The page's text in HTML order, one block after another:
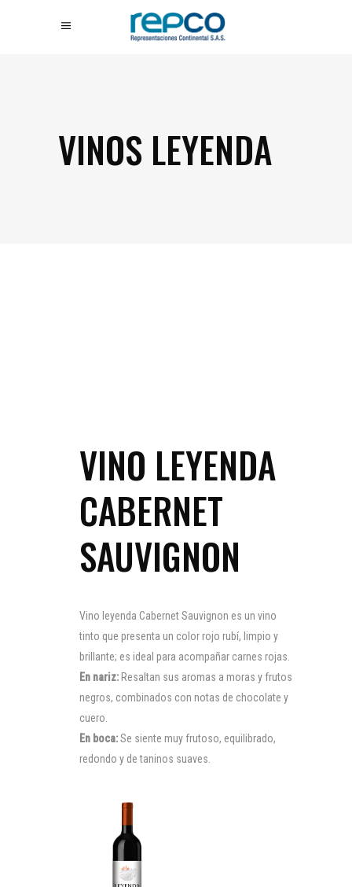
VINOS LEYENDA
VINO LEYENDA
CABERNET
SAUVIGNON
Vino leyenda Cabernet Sauvignon es un vino
tinto que presenta un color rojo rubí, limpio y
brillante; es ideal para acompañar carnes rojas.
En nariz: Resaltan sus aromas a moras y frutos
negros, combinados con notas de chocolate y
cuero.
En boca:Se siente muy frutoso, equilibrado,
redondo y de taninos suaves.